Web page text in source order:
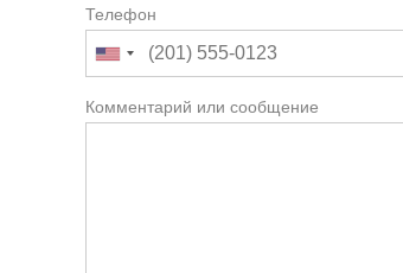
Телефон
Комментарий или сообщение